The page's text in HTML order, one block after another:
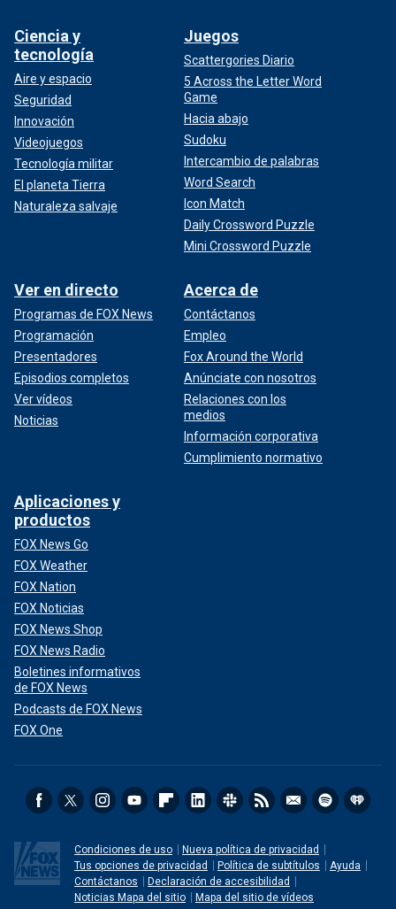
Ciencia y
tecnología
Aire y espacio
Seguridad
Innovación
Videojuegos
Tecnología militar
El planeta Tierra
Naturaleza salvaje
Juegos
Scattergories Diario
5 Across the Letter Word
Game
Hacia abajo
Sudoku
Intercambio de palabras
Word Search
Icon Match
Daily Crossword Puzzle
Mini Crossword Puzzle
Ver en directo
Programas de FOX News
Programación
Presentadores
Episodios completos
Ver vídeos
Noticias
Acerca de
Contáctanos
Empleo
Fox Around the World
Anúnciate con nosotros
Relaciones con los
medios
Información corporativa
Cumplimiento normativo
Aplicaciones y
productos
FOX News Go
FOX Weather
FOX Nation
FOX Noticias
FOX News Shop
FOX News Radio
Boletines informativos
de FOX News
Podcasts de FOX News
FOX One
Condiciones de uso
Nueva política de privacidad
Tus opciones de privacidad
Política de subtítulos
Ayuda
Contáctanos
Declaración de accesibilidad
Noticias Mapa del sitio
Mapa del sitio de vídeos